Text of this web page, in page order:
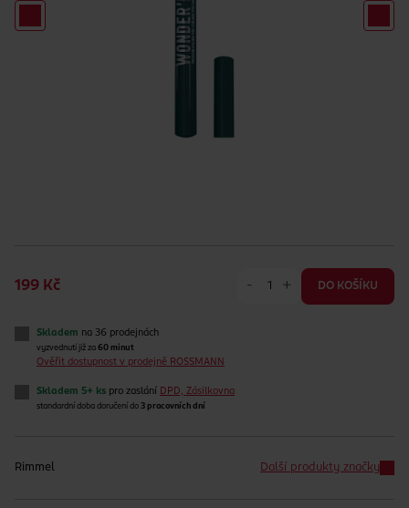
199 Kč - + DO KOŠÍKU
Skladem na 36 prodejnách
vyzvednutí již za 60 minut
Ověřit dostupnost v prodejně ROSSMANN
Skladem 5+ ks pro zaslání DPD, Zásilkovna
standardní doba doručení do 3 pracovních dní
Rimmel Další produkty značky